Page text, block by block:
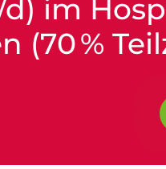
im
(70 %